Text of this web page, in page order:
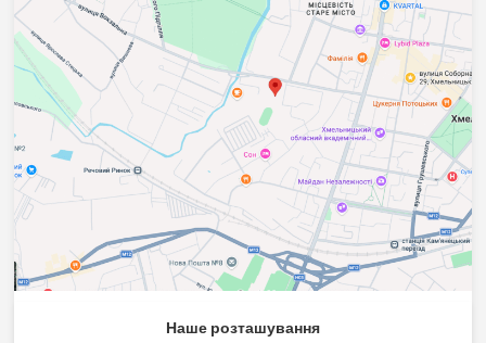
Наше розташування